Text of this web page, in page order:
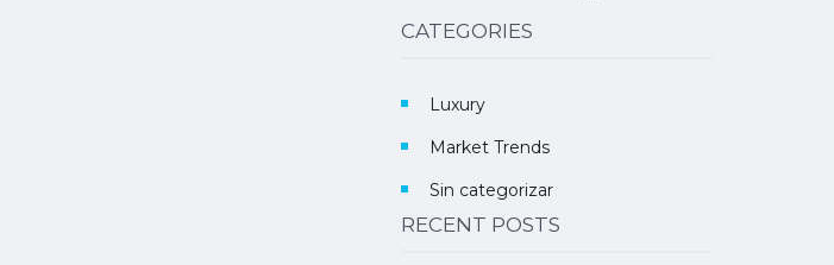
CATEGORIES
Luxury
Market Trends
Sin categorizar
RECENT POSTS